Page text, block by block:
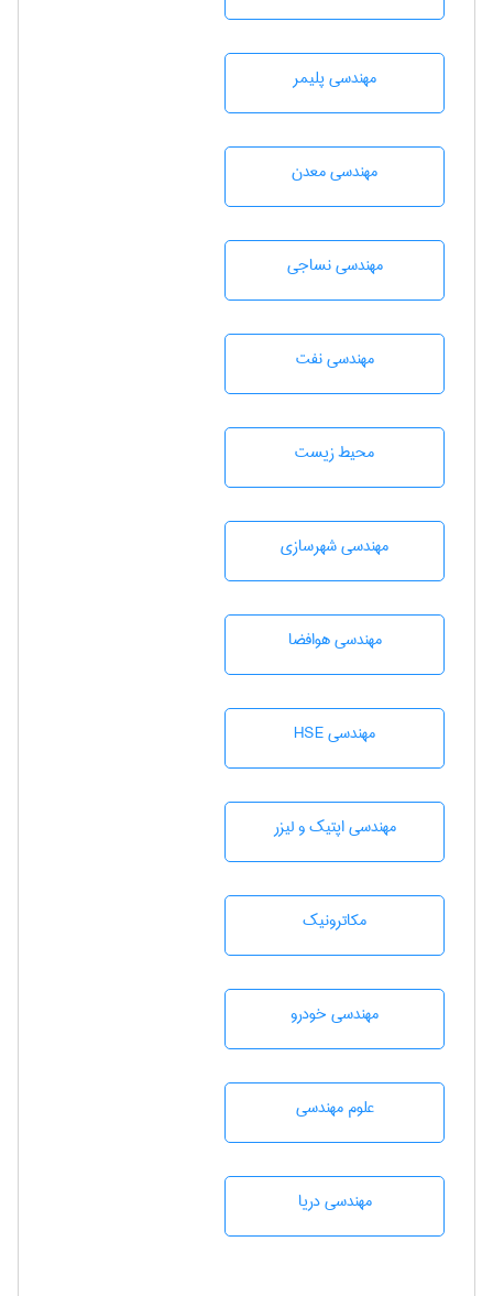
مهندسی پليمر
مهندسی معدن
مهندسي نساجی
مهندسی نفت
محيط زيست
مهندسی شهرسازی
مهندسی هوافضا
مهندسی HSE
مهندسی اپتیک و لیزر
مکاترونیک
مهندسی خودرو
علوم مهندسی
مهندسی دریا